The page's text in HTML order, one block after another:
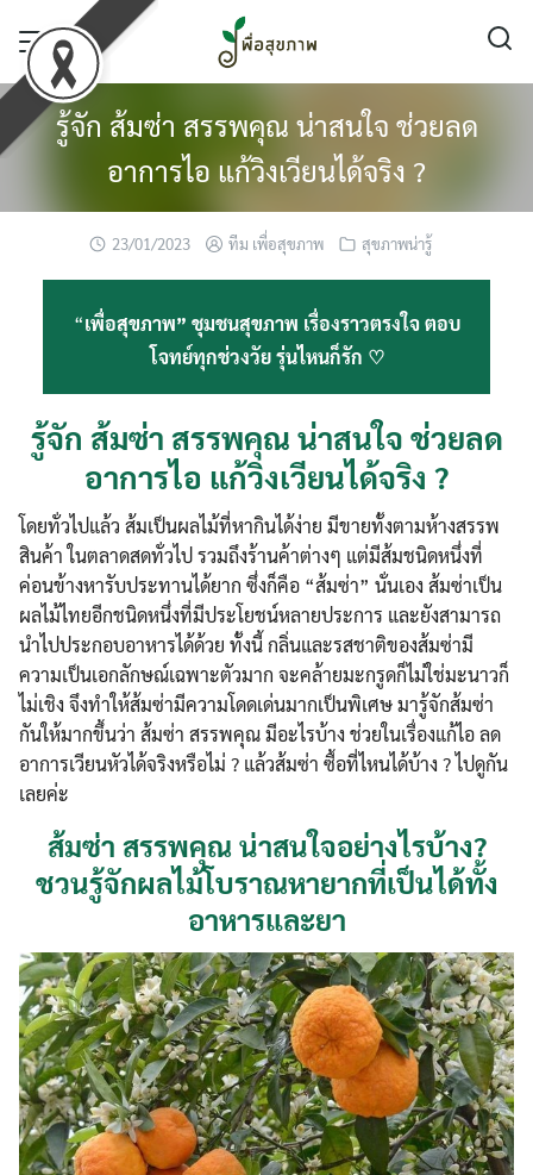
content
รู้จัก ส้มซ่า สรรพคุณ น่าสนใจ ช่วยลด
อาการไอ แก้วิงเวียนได้จริง ?
23/01/2023 ทีม เพื่อสุขภาพ สุขภาพน่ารู้
“เพื่อสุขภาพ” ชุมชนสุขภาพ เรื่องราวตรงใจ ตอบ
โจทย์ทุกช่วงวัย รุ่นไหนก็รัก ♡
รู้จัก ส้มซ่า สรรพคุณ น่าสนใจ ช่วยลด
อาการไอ แก้วิงเวียนได้จริง ?
โดยทั่วไปแล้ว ส้มเป็นผลไม้ที่หากินได้ง่าย มีขายทั้งตามห้างสรรพ
สินค้า ในตลาดสดทั่วไป รวมถึงร้านค้าต่างๆ แต่มีส้มชนิดหนึ่งที่
ค่อนข้างหารับประทานได้ยาก ซึ่งก็คือ “ส้มซ่า” นั่นเอง ส้มซ่าเป็น
ผลไม้ไทยอีกชนิดหนึ่งที่มีประโยชน์หลายประการ และยังสามารถ
นำไปประกอบอาหารได้ด้วย ทั้งนี้ กลิ่นและรสชาติของส้มซ่ามี
ความเป็นเอกลักษณ์เฉพาะตัวมาก จะคล้ายมะกรูดก็ไม่ใช่มะนาวก็
ไม่เชิง จึงทำให้ส้มซ่ามีความโดดเด่นมากเป็นพิเศษ มารู้จักส้มซ่า
กันให้มากขึ้นว่า ส้มซ่า สรรพคุณ มีอะไรบ้าง ช่วยในเรื่องแก้ไอ ลด
อาการเวียนหัวได้จริงหรือไม่ ? แล้วส้มซ่า ซื้อที่ไหนได้บ้าง ? ไปดูกัน
เลยค่ะ
ส้มซ่า สรรพคุณ น่าสนใจอย่างไรบ้าง?
ชวนรู้จักผลไม้โบราณหายากที่เป็นได้ทั้ง
อาหารและยา